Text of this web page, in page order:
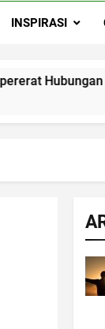
INSPIRASI
Suami